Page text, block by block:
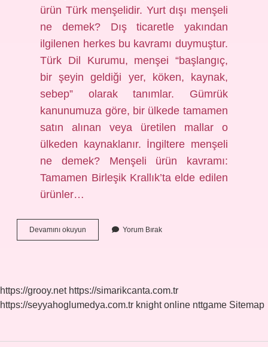
ürün Türk menşelidir. Yurt dışı menşeli
ne demek? Dış ticaretle yakından
ilgilenen herkes bu kavramı duymuştur.
Türk Dil Kurumu, menşei “başlangıç,
bir şeyin geldiği yer, köken, kaynak,
sebep” olarak tanımlar. Gümrük
kanunumuza göre, bir ülkede tamamen
satın alınan veya üretilen mallar o
ülkeden kaynaklanır. İngiltere menşeli
ne demek? Menşeli ürün kavramı:
Tamamen Birleşik Krallık’ta elde edilen
ürünler…
Devamını okuyun
Menşeli
Yorum Bırak
https://grooy.net https://simarikcanta.com.tr
https://seyyahoglumedya.com.tr knight online nttgame Sitemap